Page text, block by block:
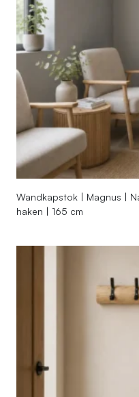
Wandkapstok | Magnus |
haken | 165 cm